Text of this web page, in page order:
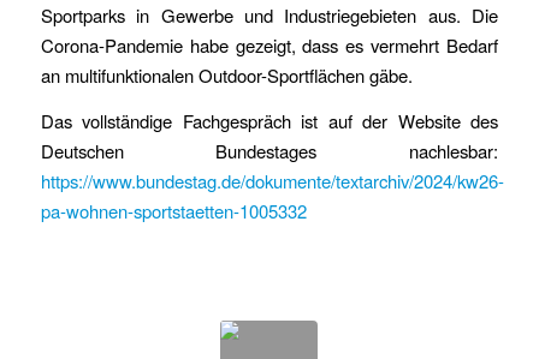
Sportparks in Gewerbe und Industriegebieten aus. Die
Corona-Pandemie habe gezeigt, dass es vermehrt Bedarf
an multifunktionalen Outdoor-Sportflächen gäbe.
Das vollständige Fachgespräch ist auf der Website des
Deutschen Bundestages nachlesbar:
https://www.bundestag.de/dokumente/textarchiv/2024/kw26-
pa-wohnen-sportstaetten-1005332